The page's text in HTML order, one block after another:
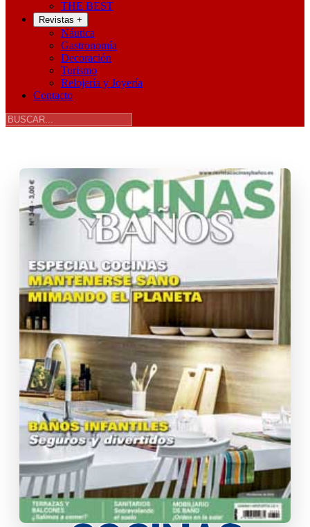
THE BEST
Revistas +
Náutica
Gastronomía
Decoración
Turismo
Relojería y Joyería
Contacto